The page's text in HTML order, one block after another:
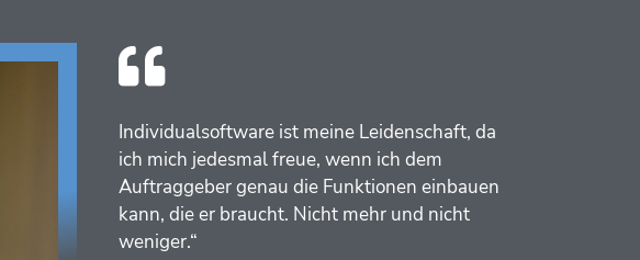
Individualsoftware ist meine Leidenschaft, da
ich mich jedesmal freue, wenn ich dem
Auftraggeber genau die Funktionen einbauen
kann, die er braucht. Nicht mehr und nicht
weniger.“